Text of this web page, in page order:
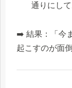
通りにし
➡️ 結果：「今
起こすのが面